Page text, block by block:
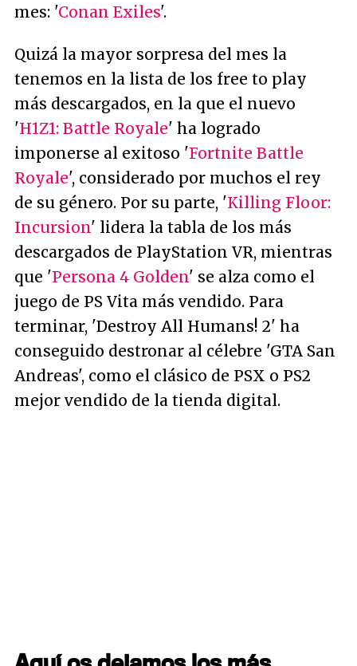
mes: 'Conan Exiles'.
Quizá la mayor sorpresa del mes la
tenemos en la lista de los free to play
más descargados, en la que el nuevo
'H1Z1: Battle Royale' ha logrado
imponerse al exitoso 'Fortnite Battle
Royale', considerado por muchos el rey
de su género. Por su parte, 'Killing Floor:
Incursion' lidera la tabla de los más
descargados de PlayStation VR, mientras
que 'Persona 4 Golden' se alza como el
juego de PS Vita más vendido. Para
terminar, 'Destroy All Humans! 2' ha
conseguido destronar al célebre 'GTA San
Andreas', como el clásico de PSX o PS2
mejor vendido de la tienda digital.